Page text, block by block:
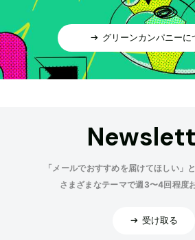
グリーンカンパニーに
「メールでおすすめを届けてほしい」
さまざまなテーマで週3〜4回程度
受け取る